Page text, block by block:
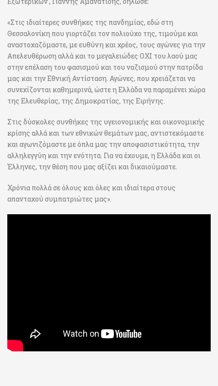
«Στις ιδιαίτερες συνθήκες της πανδημίας, εδώ στη
Θεσσαλονίκη που γιορτάζει τον πολιούχο της, τιμούμε και
αναστοχαζόμαστε, με ευθύνη και χρέος, τους αγώνες για την
Απελευθέρωση αλλά και το μεγαλειώδες ΟΧΙ του λαού μας
στην επέλαση του φασισμού και του ναζισμού στην πατρίδα
μας και την Εθνική Αντίσταση. Αγώνες, που χρειάζεται να
συνεχίζονται καθημερινά, ώστε η Ελλάδα να παραμένει χώρα
της Ελευθερίας, της Δημοκρατίας, της Ειρήνης.
Στις δύσκολες συνθήκες της υγειονομικής και οικονομικής
κρίσης αλλά και των εθνικών θεμάτων μας, αντιστεκόμαστε
και αγωνιζόμαστε με όπλα μας την αποφασιστικότητα, την
αλληλεγγύη και την ενότητα. Για να έχουμε, η Ελλάδα και οι
Έλληνες, την θέση που μας αξίζει και δικαιούμαστε.
Χρόνια πολλά σε όλους και όλες και ιδιαίτερα στους
απανταχού συμπατριώτες μας».